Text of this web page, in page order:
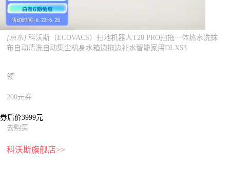
[京东] 科沃斯（ECOVACS）扫地机器人T20 PRO扫拖一体热水洗抹
布自动清洗自动集尘机身水箱边拖边补水智能家用DLX53
领
200元券
券后价3999元
去购买
科沃斯旗舰店>>